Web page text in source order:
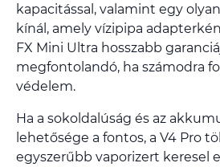
kapacitással, valamint egy
kínál, amely vízipipa
FX Mini Ultra hosszabb
megfontolandó, ha számodra
védelem.
Ha a sokoldalúság és az
lehetősége a fontos, a V4 Pro
egyszerűbb vaporizert keresel